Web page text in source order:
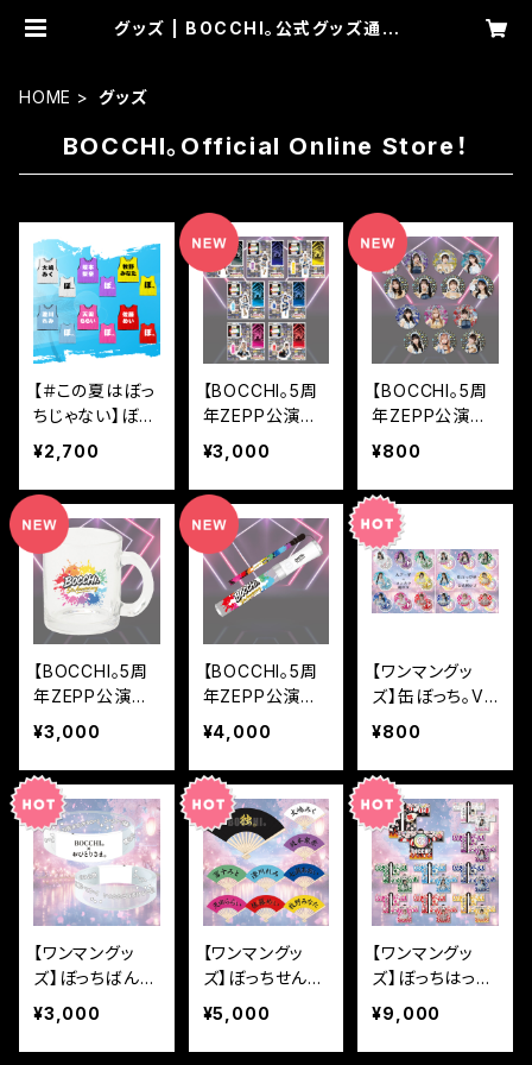
グッズ | BOCCHI。公式グッズ通販サ
HOME グッズ
BOCCHI。Official Online Store！
【＃この夏はぼっ
ちじゃない】ぼっ
ち。ビブス
¥2,700
【BOCCHI。5周
年ZEPP公演記
念】過去を、超え
る。5th Anniv.
アクキースタン
ド
¥3,000
【BOCCHI。5周
年ZEPP公演記
念】過去を、超え
缶ボッチ。2個セ
ット
¥800
【BOCCHI。5周
年ZEPP公演記
念】過去を、超え
る。5th Anniv.
マグ。
¥3,000
【BOCCHI。5周
年ZEPP公演記
念】過去を、超え
る。5th Anniv.
ぼっち棒。
¥4,000
【ワンマングッ
ズ】缶ぼっち。Ve
ats
¥800
【ワンマングッ
ズ】ぼっちばんぐ
る。
¥3,000
【ワンマングッ
ズ】ぼっちせん
す。
¥5,000
【ワンマングッ
ズ】ぼっちはっ
ぴ。
¥9,000